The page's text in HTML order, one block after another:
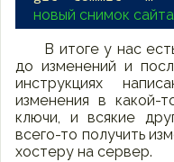
новый снимок
В итоге у нас
до изменений и
инструкциях
изменения в какой-
ключи, и всякие
всего-то получить
хостеру на сервер.